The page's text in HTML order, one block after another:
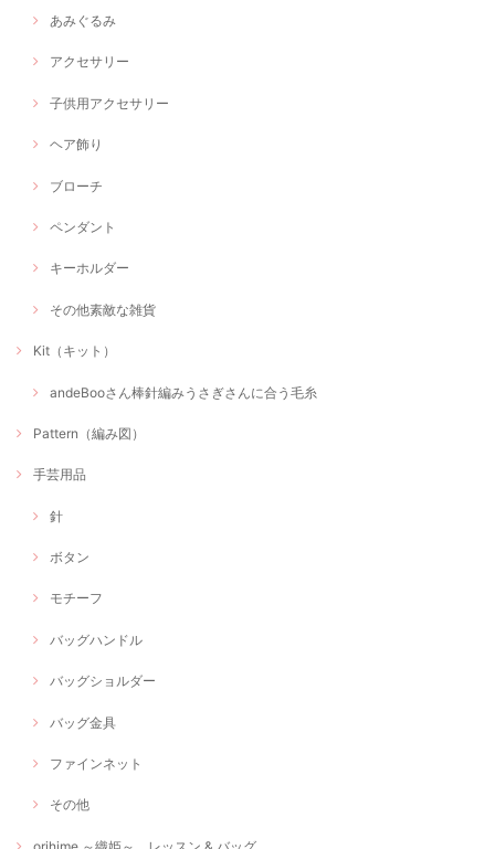
あみぐるみ
アクセサリー
子供用アクセサリー
ヘア飾り
ブローチ
ペンダント
キーホルダー
その他素敵な雑貨
Kit（キット）
andeBooさん棒針編みうさぎさんに合う毛糸
Pattern（編み図）
手芸用品
針
ボタン
モチーフ
バッグハンドル
バッグショルダー
バッグ金具
ファインネット
その他